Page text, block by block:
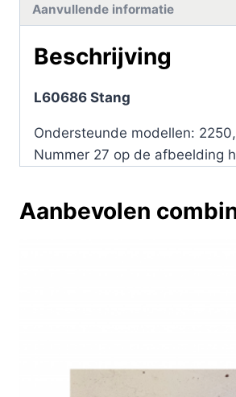
Aanvullende informatie
Beschrijving
L60686 Stang
Ondersteunde modellen:
Nummer 27 op de afbeelding
Aanbevolen